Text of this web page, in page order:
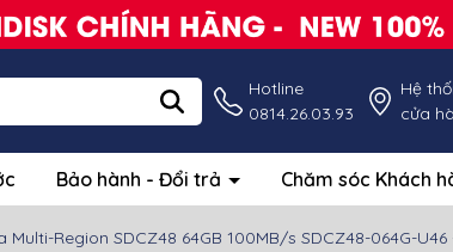
Hotline
0814.26.03.93
Hệ
cửa
Bảo hành - Đổi trả Chăm sóc Khách
Multi-Region SDCZ48 64GB 100MB/s SDCZ48-064G-